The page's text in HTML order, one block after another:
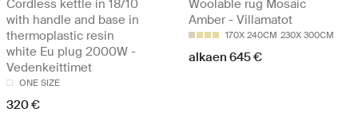
Cordless kettle in 18/10
with handle and base in
thermoplastic resin
white Eu plug 2000W -
Vedenkeittimet
ONE SIZE
320 €
Woolable rug Mosaic
Amber - Villamatot
170X 240CM 230X 300CM
alkaen 645 €